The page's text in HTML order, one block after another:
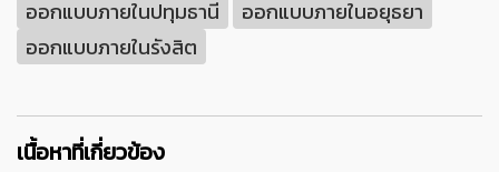
ออกแบบภายในปทุมธานี
ออกแบบภายในอยุธยา
ออกแบบภายในรังสิต
เนื้อหาที่เกี่ยวข้อง